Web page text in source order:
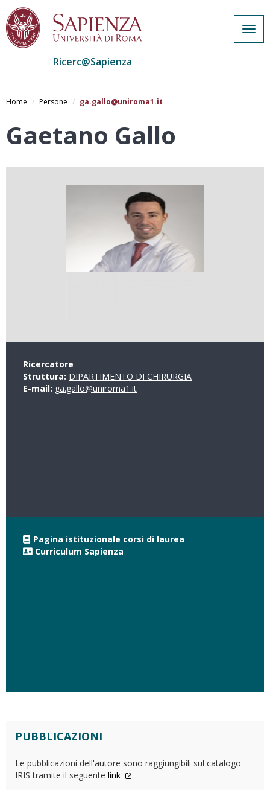
al
Ricerc@Sapienza
Home Persone ga.gallo@uniroma1.it
Gaetano Gallo
Ricercatore
Struttura: DIPARTIMENTO DI CHIRURGIA
E-mail: ga.gallo@uniroma1.it
Pagina istituzionale corsi di laurea
Curriculum Sapienza
PUBBLICAZIONI
Le pubblicazioni dell'autore sono raggiungibili sul catalogo
IRIS tramite il seguente link